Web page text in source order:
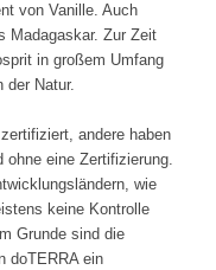
von Vanille. Auch
Madagaskar. Zur Zeit
in großem Umfang
der Natur.
andere haben
ohne eine Zertifizierung.
wie
keine Kontrolle
Grunde sind die
doTERRA ein